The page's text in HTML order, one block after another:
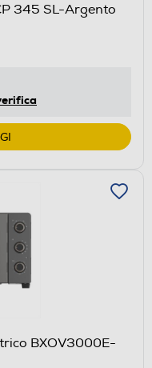
345 SL-Argento
BXOV3000E-